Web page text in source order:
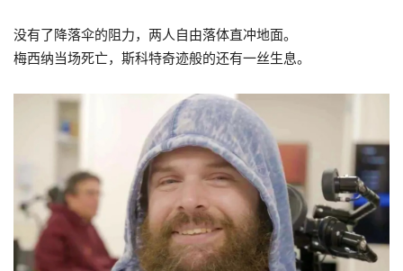
没有了降落伞的阻力，两人自由落体直冲地面。
梅西纳当场死亡，斯科特奇迹般的还有一丝生息。